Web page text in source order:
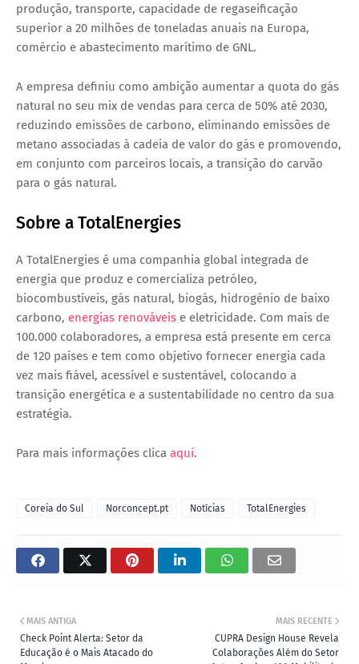
produção, transporte, capacidade de regaseificação
superior a 20 milhões de toneladas anuais na Europa,
comércio e abastecimento marítimo de GNL.
A empresa definiu como ambição aumentar a quota do gás
natural no seu mix de vendas para cerca de 50% até 2030,
reduzindo emissões de carbono, eliminando emissões de
metano associadas à cadeia de valor do gás e promovendo,
em conjunto com parceiros locais, a transição do carvão
para o gás natural.
Sobre a TotalEnergies
A TotalEnergies é uma companhia global integrada de
energia que produz e comercializa petróleo,
biocombustíveis, gás natural, biogás, hidrogénio de baixo
carbono, energias renováveis e eletricidade. Com mais de
100.000 colaboradores, a empresa está presente em cerca
de 120 países e tem como objetivo fornecer energia cada
vez mais fiável, acessível e sustentável, colocando a
transição energética e a sustentabilidade no centro da sua
estratégia.
Para mais informações clica aqui.
Coreia do Sul Norconcept.pt Notícias TotalEnergies
MAIS RECENTE
CUPRA Design House Revela
Colaborações Além do Setor
MAIS ANTIGA
Check Point Alerta: Setor da
Educação é o Mais Atacado do